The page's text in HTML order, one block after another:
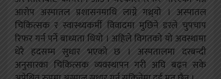
आरोप अस्पातल प्रशासनमाथि लाग्ने गथ्र्यो । अस्पातल
चिकित्सक र स्वास्थ्यकर्मी विवादमा मुछिने डरले चुपचाप
रिफर गर्न पर्ने बाध्यता थियो । अहिले विगतको यो अवस्थामा
धेरै हदसम्म सुधार भएको छ । अस्पतालमा दरबन्दी
अनुसारका चिकित्सक व्यवस्थापन गरी अघि बढ्न सके